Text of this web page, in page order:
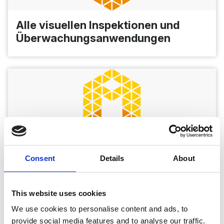
Consent Details About
This website uses cookies
We use cookies to personalise content and ads, to
provide social media features and to analyse our traffic.
Lichtstrom
~90 lm
Gewicht
---
Betriebstemperatur
Wasserdicht / Wassertiefe
Strahlungstoleranz
3,300 rad/h (33
Gesamtdosis
42,900 rad (429
Gy)
Zubehör (optional)
Merkmale
---
Alle visuellen Inspektionen und
Überwachungsanwendungen
Nuklear, Öl und Gas, Chemie und
Petrochemie